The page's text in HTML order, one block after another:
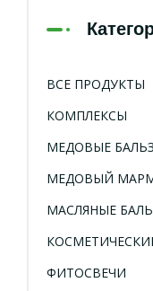
ВСЕ ПРОДУКТЫ
КОМПЛЕКСЫ
МЕДОВЫЕ
МЕДОВЫЙ
МАСЛЯНЫЕ
ФИТОСВЕЧИ